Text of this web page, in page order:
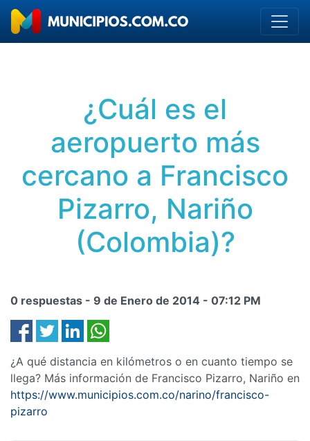
¿Cuál es el
aeropuerto más
cercano a Francisco
Pizarro, Nariño
(Colombia)?
0 respuestas - 9 de Enero de 2014 - 07:12 PM
¿A qué distancia en kilómetros o en cuanto tiempo se
llega? Más información de Francisco Pizarro, Nariño en
https://www.municipios.com.co/narino/francisco-
pizarro